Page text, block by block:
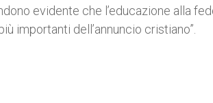
evidente che l’educazione alla
importanti dell’annuncio cristiano”.